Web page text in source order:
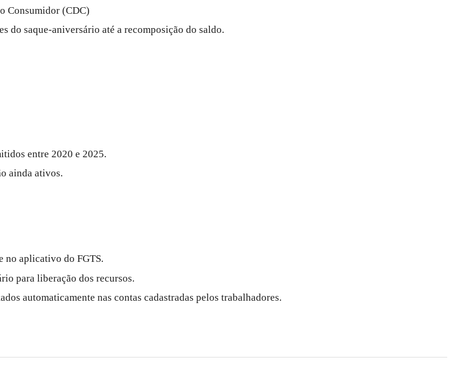
Consumidor (CDC)
do saque-aniversário até a recomposição do saldo.
entre 2020 e 2025.
ainda ativos.
no aplicativo do FGTS.
para liberação dos recursos.
automaticamente nas contas cadastradas pelos trabalhadores.